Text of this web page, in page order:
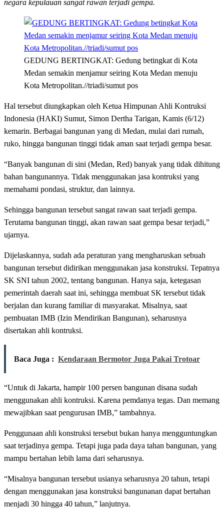
negara kepulauan sangat rawan terjadi gempa.
GEDUNG BERTINGKAT: Gedung betingkat di Kota
Medan semakin menjamur seiring Kota Medan menuju
Kota Metropolitan.//triadi/sumut pos
Hal tersebut diungkapkan oleh Ketua Himpunan Ahli Kontruksi
Indonesia (HAKI) Sumut, Simon Dertha Tarigan, Kamis (6/12)
kemarin. Berbagai bangunan yang di Medan, mulai dari rumah,
ruko, hingga bangunan tinggi tidak aman saat terjadi gempa besar.
“Banyak bangunan di sini (Medan, Red) banyak yang tidak dihitung
bahan bangunannya. Tidak menggunakan jasa kontruksi yang
memahami pondasi, struktur, dan lainnya.
Sehingga bangunan tersebut sangat rawan saat terjadi gempa.
Terutama bangunan tinggi, akan rawan saat gempa besar terjadi,”
ujarnya.
Dijelaskannya, sudah ada peraturan yang mengharuskan sebuah
bangunan tersebut didirikan menggunakan jasa konstruksi. Tepatnya
SK SNI tahun 2002, tentang bangunan. Hanya saja, ketegasan
pemerintah daerah saat ini, sehingga membuat SK tersebut tidak
berjalan dan kurang familiar di masyarakat. Misalnya, saat
pembuatan IMB (Izin Mendirikan Bangunan), seharusnya
disertakan ahli kontruksi.
Baca Juga : Kendaraan Bermotor Juga Pakai Trotoar
“Untuk di Jakarta, hampir 100 persen bangunan disana sudah
menggunakan ahli kontruksi. Karena pemdanya tegas. Dan memang
mewajibkan saat pengurusan IMB,” tambahnya.
Penggunaan ahli konstruksi tersebut bukan hanya mengguntungkan
saat terjadinya gempa. Tetapi juga pada daya tahan bangunan, yang
mampu bertahan lebih lama dari seharusnya.
“Misalnya bangunan tersebut usianya seharusnya 20 tahun, tetapi
dengan menggunakan jasa konstruksi bangunanan dapat bertahan
menjadi 30 hingga 40 tahun,” lanjutnya.